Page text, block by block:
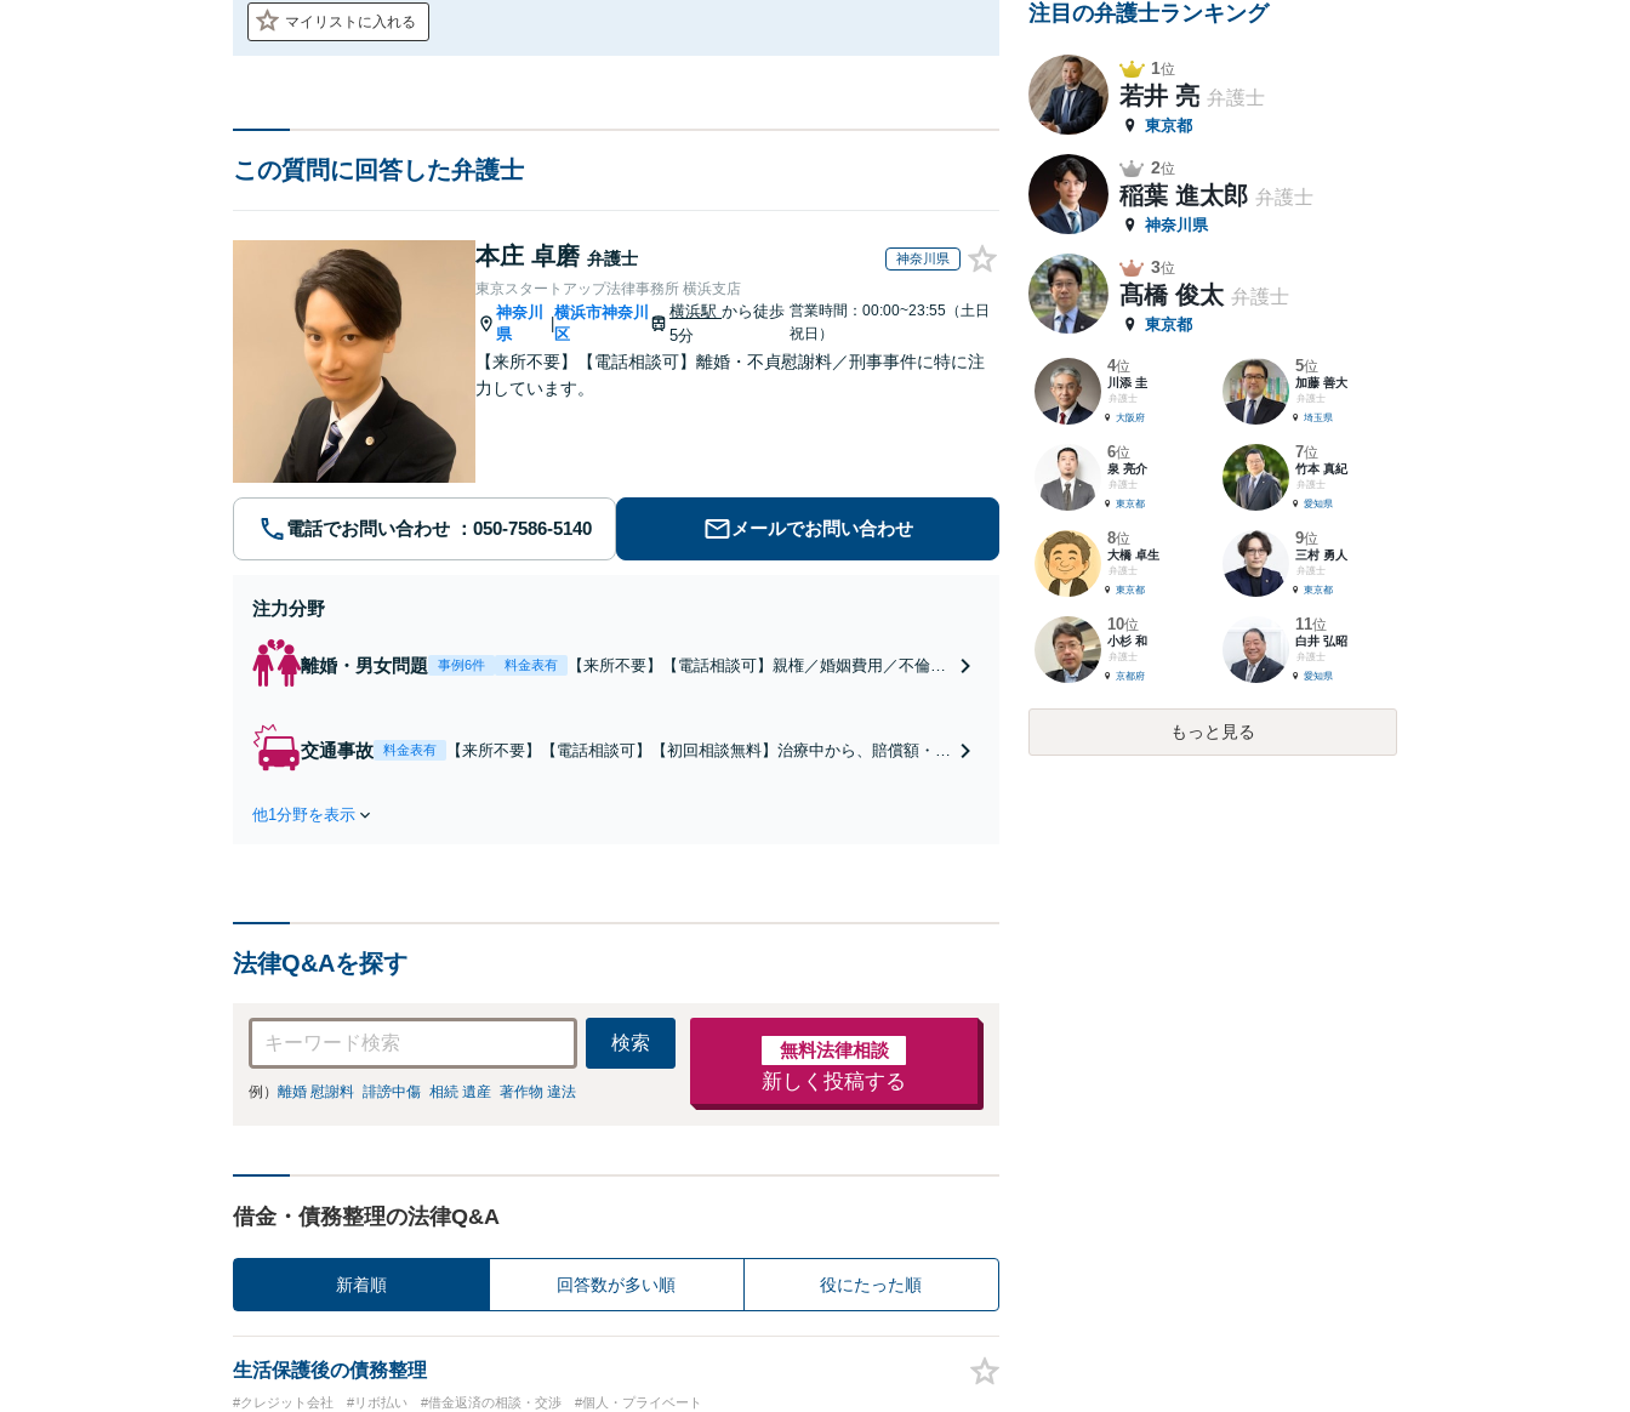
マイリストに入れる
この質問に回答した弁護士
本庄 卓磨 弁護士 神奈川県
東京スタートアップ法律事務所 横浜支店
神奈川
県
横浜市神奈川
区
横浜駅から徒歩
5分
営業時間：00:00~23:55（土日
祝日）
【来所不要】【電話相談可】離婚・不貞慰謝料／刑事事件に特に注
力しています。
電話でお問い合わせ メールでお問い合わせ
注力分野
離婚・男女問題 事例6件 料金表有
【来所不要】【電話相談可】親権／婚姻費用／不倫慰
交通事故 料金表有
【来所不要】【電話相談可】【初回相談無料】治療中から、賠償額・過
他1分野を表示
法律Q&Aを探す
検索
例） 離婚 慰謝料 誹謗中傷 相続 遺産 著作物 違法
無料法律相談
新しく投稿する
借金・債務整理の法律Q&A
新着順 回答数が多い順 役にたった順
生活保護後の債務整理
#クレジット会社 #リボ払い #借金返済の相談・交渉 #個人・プライベート
注目の弁護士ランキング
1位
若井 亮 弁護士
東京都
2位
稲葉 進太郎 弁護士
神奈川県
3位
髙橋 俊太 弁護士
東京都
4位
川添 圭
弁護士
大阪府
5位
加藤 善大
弁護士
埼玉県
6位
泉 亮介
弁護士
東京都
7位
竹本 真紀
弁護士
愛知県
8位
大橋 卓生
弁護士
東京都
9位
三村 勇人
弁護士
東京都
10位
小杉 和
弁護士
京都府
11位
白井 弘昭
弁護士
愛知県
もっと見る